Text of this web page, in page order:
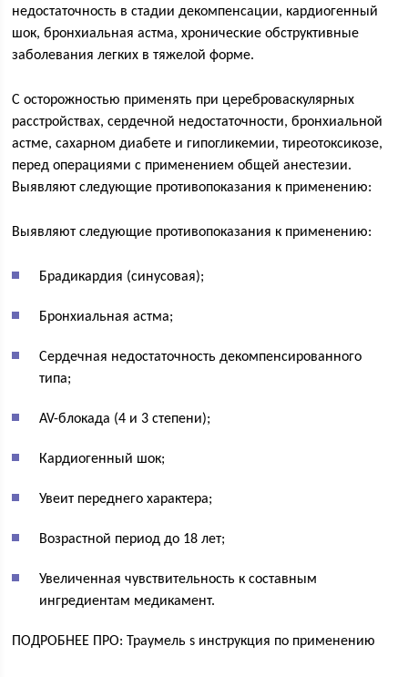
недостаточность в стадии декомпенсации, кардиогенный
шок, бронхиальная астма, хронические обструктивные
заболевания легких в тяжелой форме.
С осторожностью применять при цереброваскулярных
расстройствах, сердечной недостаточности, бронхиальной
астме, сахарном диабете и гипогликемии, тиреотоксикозе,
перед операциями с применением общей анестезии.
Выявляют следующие противопоказания к применению:
Выявляют следующие противопоказания к применению:
Брадикардия (синусовая);
Бронхиальная астма;
Сердечная недостаточность декомпенсированного
типа;
AV-блокада (4 и 3 степени);
Кардиогенный шок;
Увеит переднего характера;
Возрастной период до 18 лет;
Увеличенная чувствительность к составным
ингредиентам медикамент.
ПОДРОБНЕЕ ПРО: Траумель s инструкция по применению